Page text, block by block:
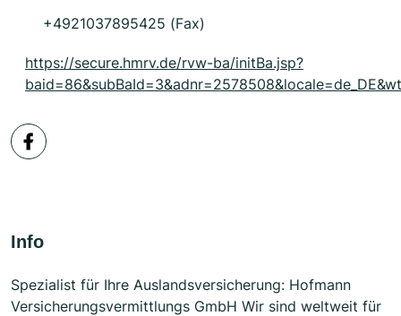
+4921037895425 (Fax)
https://secure.hmrv.de/rvw-ba/initBa.jsp?
Info
Spezialist für Ihre Auslandsversicherung: Hofmann
Versicherungsvermittlungs GmbH Wir sind weltweit für